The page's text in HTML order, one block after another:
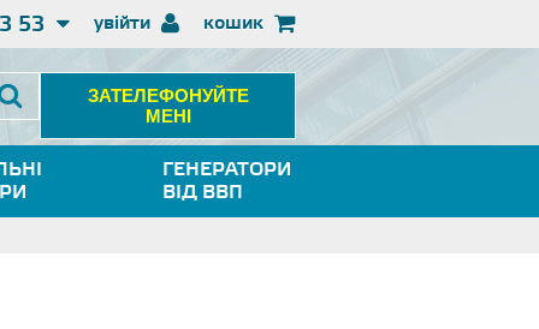
увійти
53 кошик
ЗАТЕЛЕФОНУЙТЕ
МЕНІ
ГЕНЕРАТОРИ
ВІД ВВП